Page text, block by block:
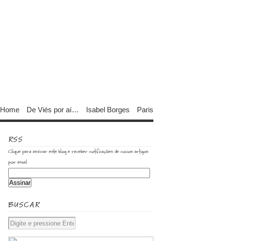
Home De Viés por aí… Isabel Borges Paris
RSS
Clique para assinar este blog e receber notificações de novos artigos
por email
BUSCAR